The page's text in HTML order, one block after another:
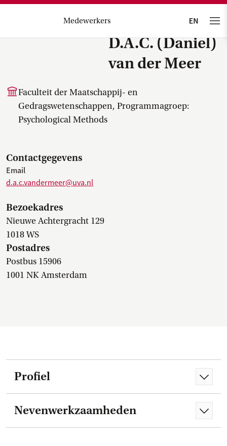
Medewerkers
D.A.C. (Daniel)
van der Meer
Faculteit der Maatschappij- en
Gedragswetenschappen, Programmagroep:
Psychological Methods
Contactgegevens
Email
d.a.c.vandermeer@uva.nl
Bezoekadres
Nieuwe Achtergracht 129
1018 WS
Postadres
Postbus 15906
1001 NK Amsterdam
Profiel
Nevenwerkzaamheden